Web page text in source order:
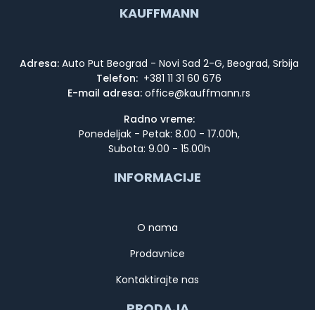
KAUFFMANN
Adresa:Auto Put Beograd - Novi Sad 2-G, Beograd, Srbija
Telefon: +381 11 31 60 676
E-mail adresa:
Radno vreme:
Ponedeljak - Petak: 8.00 - 17.00h,
Subota: 9.00 - 15.00h
INFORMACIJE
O nama
Prodavnice
Kontaktirajte nas